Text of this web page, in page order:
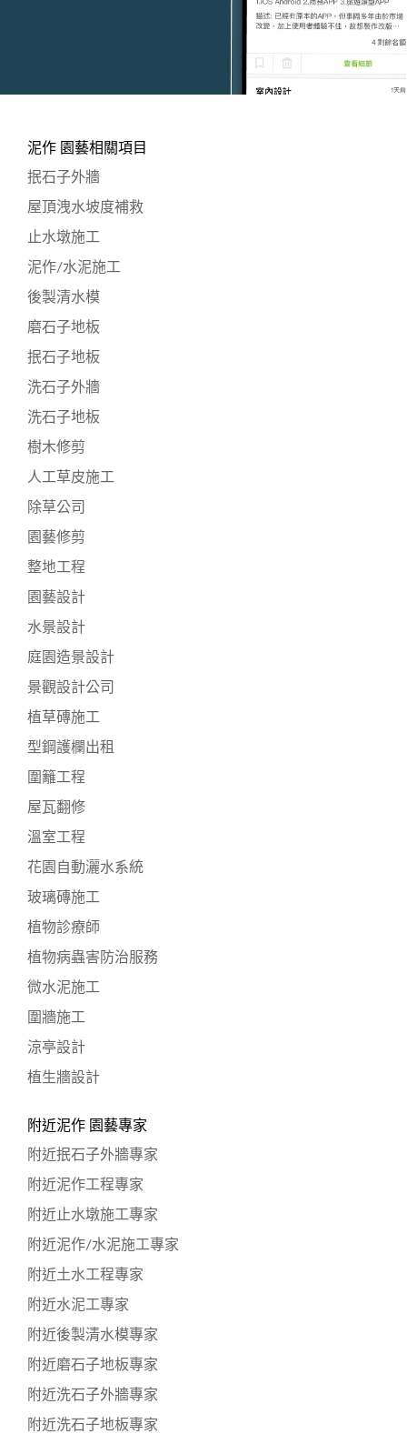
泥作 園藝相關項目
抿石子外牆
屋頂洩水坡度補救
止水墩施工
泥作/水泥施工
後製清水模
磨石子地板
抿石子地板
洗石子外牆
洗石子地板
樹木修剪
人工草皮施工
除草公司
園藝修剪
整地工程
園藝設計
水景設計
庭園造景設計
景觀設計公司
植草磚施工
型鋼護欄出租
圍籬工程
屋瓦翻修
溫室工程
花園自動灑水系統
玻璃磚施工
植物診療師
植物病蟲害防治服務
微水泥施工
圍牆施工
涼亭設計
植生牆設計
附近泥作 園藝專家
附近抿石子外牆專家
附近泥作工程專家
附近止水墩施工專家
附近泥作/水泥施工專家
附近土水工程專家
附近水泥工專家
附近後製清水模專家
附近磨石子地板專家
附近洗石子外牆專家
附近洗石子地板專家